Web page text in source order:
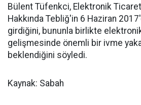
Bülent Tüfenkci, Elektronik
Hakkında Tebliğ'in 6 Haziran
girdiğini, bununla birlikte
gelişmesinde önemli bir ivme
beklendiğini söyledi.
Kaynak: Sabah